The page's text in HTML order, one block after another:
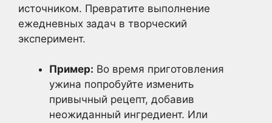
источником. Превратите выполнение
ежедневных задач в творческий
эксперимент.
Пример: Во время приготовления
ужина попробуйте изменить
привычный рецепт, добавив
неожиданный ингредиент. Или